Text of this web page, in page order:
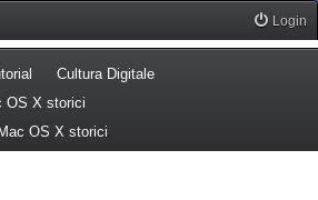
Login
tab)(Opens a new tab)
Cultura Digitale(Opens a new tab)
OS X storici
OS X storici